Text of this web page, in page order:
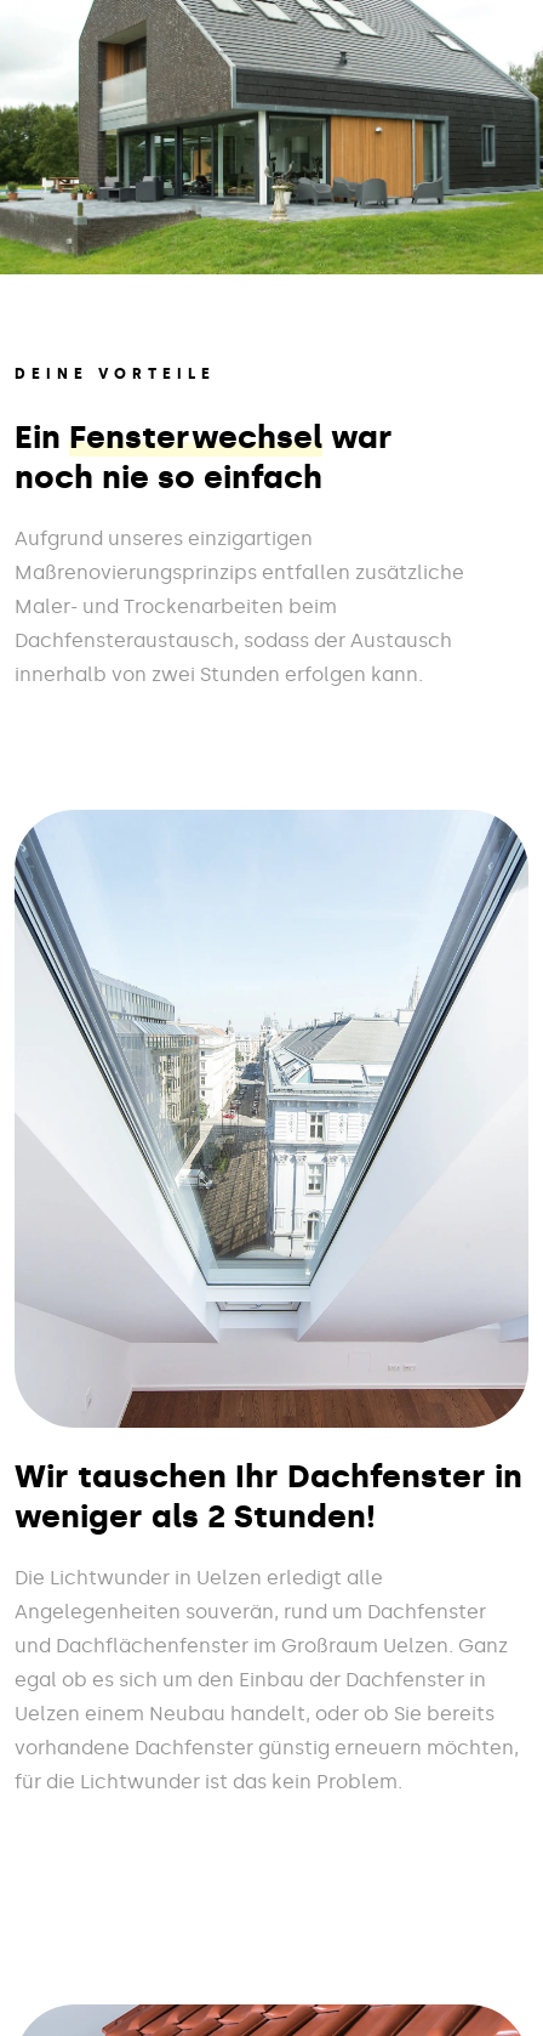
DEINE VORTEILE
Ein Fensterwechsel war
noch nie so einfach
Aufgrund unseres einzigartigen
Maßrenovierungsprinzips entfallen zusätzliche
Maler- und Trockenarbeiten beim
Dachfensteraustausch, sodass der Austausch
innerhalb von zwei Stunden erfolgen kann.
Wir tauschen Ihr Dachfenster in
weniger als 2 Stunden!
Die Lichtwunder in Uelzen erledigt alle
Angelegenheiten souverän, rund um Dachfenster
und Dachflächenfenster im Großraum Uelzen. Ganz
egal ob es sich um den Einbau der Dachfenster in
Uelzen einem Neubau handelt, oder ob Sie bereits
vorhandene Dachfenster günstig erneuern möchten,
für die Lichtwunder ist das kein Problem.